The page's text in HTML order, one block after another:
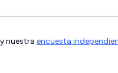
nuestra encuesta